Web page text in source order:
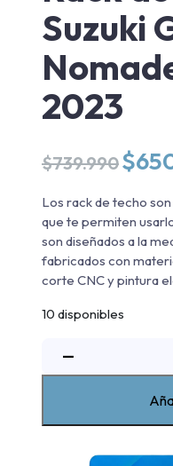
Suzuki
2023
$739.990 El
precio
original
era:
$
Los rack de techo
que te permiten
son diseñados a la
fabricados con
corte CNC y pintura
10 disponibles
−
Nomade